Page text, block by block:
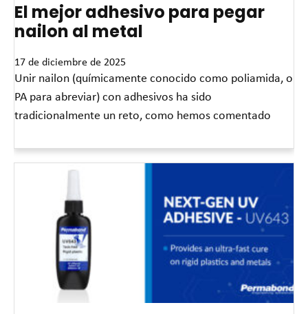
El mejor adhesivo para pegar
nailon al metal
17 de diciembre de 2025
Unir nailon (químicamente conocido como poliamida, o
PA para abreviar) con adhesivos ha sido
tradicionalmente un reto, como hemos comentado